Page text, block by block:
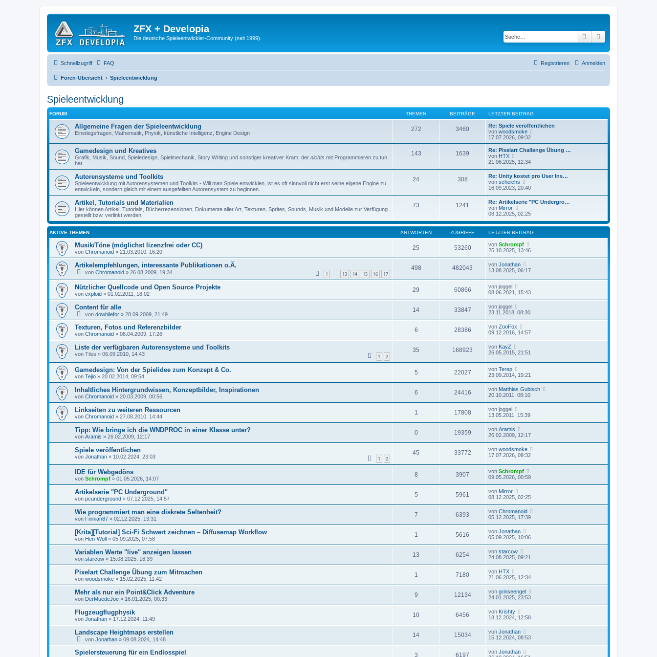
ZFX + Developia
Die deutsche Spieleentwickler-Community (seit 1999). Suche
Schnellzugriff FAQ Anmelden
Registrieren
Foren-Übersicht Spieleentwicklung
Spieleentwicklung
FORUM THEMEN BEITRÄGE LETZTER BEITRAG
Allgemeine Fragen der Spieleentwicklung
Einstiegsfragen, Mathematik, Physik, künstliche Intelligenz, Engine Design
272 3460
Re: Spiele veröffentlichen
von woodsmoke
u
e
r
B
t
r
17.07.2026, 09:32
Gamedesign und Kreatives
Grafik, Musik, Sound, Spieledesign, Spielmechanik, Story Writing und sonstiger kreativer Kram, der nichts mit Programmieren zu tun
hat.
143 1639
Re: Pixelart Challenge Übung …
von HTX
e
s
t
e
r
B
e
t
r
a
g
21.06.2025, 12:34
Autorensysteme und Toolkits
Spieleentwicklung mit Autorensystemen und Toolkits - Will man Spiele entwicklen, ist es oft sinnvoll nicht erst seine eigene Engine zu
entwickeln, sondern gleich mit einem ausgefeilten Autorensystem zu beginnen.
24 308
Re: Unity kostet pro User Ins…
von scheichs
e
e
s
t
e
r
B
e
i
t
r
a
16.09.2023, 20:40
Artikel, Tutorials und Materialien
Hier können Artikel, Tutorials, Bücherrezensionen, Dokumente aller Art, Texturen, Sprites, Sounds, Musik und Modelle zur Verfügung
gestellt bzw. verlinkt werden.
73 1241
Re: Artikelserie "PC Undergro…
von Mirror
e
e
s
e
r
B
e
i
t
g
08.12.2025, 02:25
AKTIVE THEMEN ANTWORTEN ZUGRIFFE LETZTER BEITRAG
Musik/Töne (möglichst lizenzfrei oder CC)
von Chromanoid » 21.03.2010, 16:20
25 53260 von Schrompf
25.10.2025, 13:46
Artikelempfehlungen, interessante Publikationen o.Ä.
von Chromanoid » 26.08.2009, 19:34 1 13 14 15 16 17
498 482043 von Jonathan
13.08.2025, 06:17
Nützlicher Quellcode und Open Source Projekte
von exploid » 01.02.2011, 18:02
29 60866 von joggel
08.06.2021, 15:43
Content für alle
von dowhilefor » 28.09.2009, 21:49
14 33847 von joggel
23.11.2018, 08:30
Texturen, Fotos und Referenzbilder
von Chromanoid » 08.04.2009, 17:26
6 28386 von ZooFox
09.12.2016, 14:57
Liste der verfügbaren Autorensysteme und Toolkits
von Tiles » 06.09.2010, 14:43 1 2
35 168923 von KayZ
26.05.2015, 21:51
Gamedesign: Von der Spielidee zum Konzept & Co.
von Tejio » 20.02.2014, 09:54
5 22027 von Terep
23.09.2014, 19:21
Inhaltliches Hintergrundwissen, Konzeptbilder, Inspirationen
von Chromanoid » 20.03.2009, 00:56
6 24416 von Matthias Gubisch
20.10.2011, 08:10
Linkseiten zu weiteren Ressourcen
von Chromanoid » 27.08.2010, 14:44
1 17808 von joggel
13.05.2011, 15:39
Tipp: Wie bringe ich die WNDPROC in einer Klasse unter?
von Aramis » 26.02.2009, 12:17
0 19359 von Aramis
26.02.2009, 12:17
Spiele veröffentlichen
von Jonathan » 10.02.2024, 23:03 1 2
45 33772 von woodsmoke
17.07.2026, 09:32
IDE für Webgedöns
von Schrompf » 01.05.2026, 14:07
8 3907 von Schrompf
09.05.2026, 00:59
Artikelserie "PC Underground"
von pcunderground » 07.12.2025, 14:57
5 5961 von Mirror
08.12.2025, 02:25
Wie programmiert man eine diskrete Seltenheit?
von Finnian87 » 02.12.2025, 13:31
7 6393 von Chromanoid
05.12.2025, 17:39
[Krita][Tutorial] Sci-Fi Schwert zeichnen – Diffusemap Workflow
von Hen-Woll » 05.09.2025, 07:58
1 5616 von Jonathan
05.09.2025, 10:06
Variablen Werte "live" anzeigen lassen
von starcow » 15.08.2025, 16:39
13 6254 von starcow
24.08.2025, 09:21
Pixelart Challenge Übung zum Mitmachen
von woodsmoke » 15.02.2025, 11:42
1 7180 von HTX
21.06.2025, 12:34
Mehr als nur ein Point&Click Adventure
von DerMuedeJoe » 16.01.2025, 00:33
9 12134 von grinseengel
24.01.2025, 23:53
Flugzeugflugphysik
von Jonathan » 17.12.2024, 11:49
10 6456 von Krishty
18.12.2024, 12:58
Landscape Heightmaps erstellen
von Jonathan » 09.08.2024, 14:48
14 15034 von Jonathan
15.12.2024, 08:53
Spielersteuerung für ein Endlosspiel 3 6197 von Jonathan